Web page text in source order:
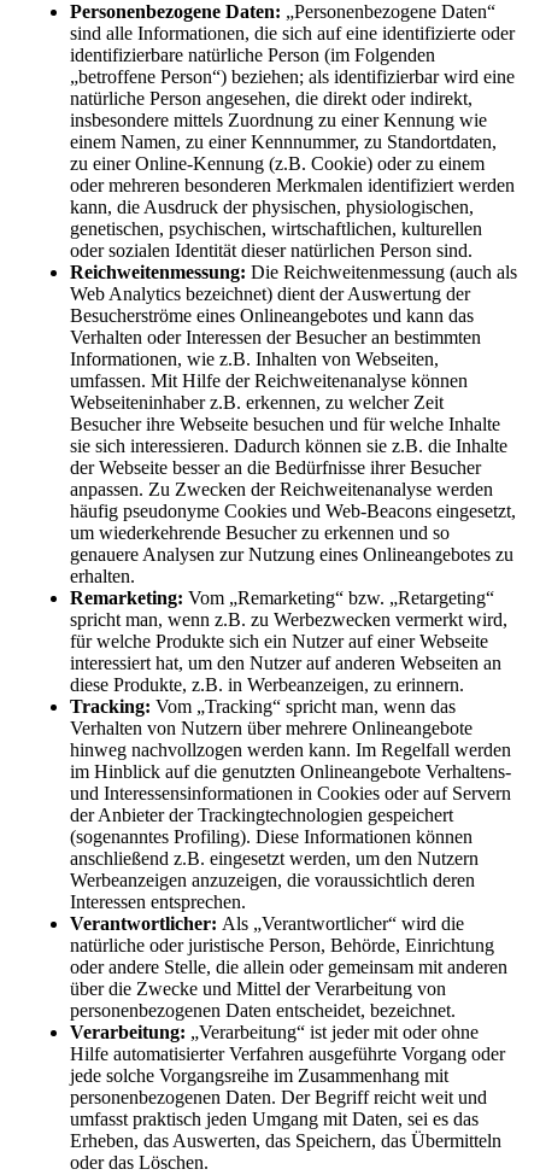
Personenbezogene Daten: „Personenbezogene Daten“
sind alle Informationen, die sich auf eine identifizierte oder
identifizierbare natürliche Person (im Folgenden
„betroffene Person“) beziehen; als identifizierbar wird eine
natürliche Person angesehen, die direkt oder indirekt,
insbesondere mittels Zuordnung zu einer Kennung wie
einem Namen, zu einer Kennnummer, zu Standortdaten,
zu einer Online-Kennung (z.B. Cookie) oder zu einem
oder mehreren besonderen Merkmalen identifiziert werden
kann, die Ausdruck der physischen, physiologischen,
genetischen, psychischen, wirtschaftlichen, kulturellen
oder sozialen Identität dieser natürlichen Person sind.
Reichweitenmessung: Die Reichweitenmessung (auch als
Web Analytics bezeichnet) dient der Auswertung der
Besucherströme eines Onlineangebotes und kann das
Verhalten oder Interessen der Besucher an bestimmten
Informationen, wie z.B. Inhalten von Webseiten,
umfassen. Mit Hilfe der Reichweitenanalyse können
Webseiteninhaber z.B. erkennen, zu welcher Zeit
Besucher ihre Webseite besuchen und für welche Inhalte
sie sich interessieren. Dadurch können sie z.B. die Inhalte
der Webseite besser an die Bedürfnisse ihrer Besucher
anpassen. Zu Zwecken der Reichweitenanalyse werden
häufig pseudonyme Cookies und Web-Beacons eingesetzt,
um wiederkehrende Besucher zu erkennen und so
genauere Analysen zur Nutzung eines Onlineangebotes zu
erhalten.
Remarketing: Vom „Remarketing“ bzw. „Retargeting“
spricht man, wenn z.B. zu Werbezwecken vermerkt wird,
für welche Produkte sich ein Nutzer auf einer Webseite
interessiert hat, um den Nutzer auf anderen Webseiten an
diese Produkte, z.B. in Werbeanzeigen, zu erinnern.
Tracking: Vom „Tracking“ spricht man, wenn das
Verhalten von Nutzern über mehrere Onlineangebote
hinweg nachvollzogen werden kann. Im Regelfall werden
im Hinblick auf die genutzten Onlineangebote Verhaltens-
und Interessensinformationen in Cookies oder auf Servern
der Anbieter der Trackingtechnologien gespeichert
(sogenanntes Profiling). Diese Informationen können
anschließend z.B. eingesetzt werden, um den Nutzern
Werbeanzeigen anzuzeigen, die voraussichtlich deren
Interessen entsprechen.
Verantwortlicher: Als „Verantwortlicher“ wird die
natürliche oder juristische Person, Behörde, Einrichtung
oder andere Stelle, die allein oder gemeinsam mit anderen
über die Zwecke und Mittel der Verarbeitung von
personenbezogenen Daten entscheidet, bezeichnet.
Verarbeitung: „Verarbeitung“ ist jeder mit oder ohne
Hilfe automatisierter Verfahren ausgeführte Vorgang oder
jede solche Vorgangsreihe im Zusammenhang mit
personenbezogenen Daten. Der Begriff reicht weit und
umfasst praktisch jeden Umgang mit Daten, sei es das
Erheben, das Auswerten, das Speichern, das Übermitteln
oder das Löschen.